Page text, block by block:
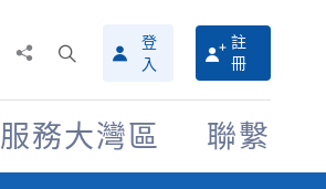
搜
尋
介
面
登
入
註
冊
服務大灣區 聯繫